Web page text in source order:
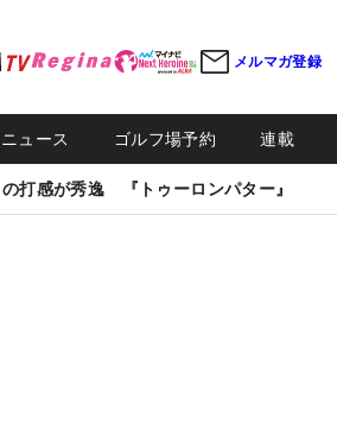
メルマガ登録
ュース ゴルフ場予約 連載
打感が秀逸 『トゥーロンパター』